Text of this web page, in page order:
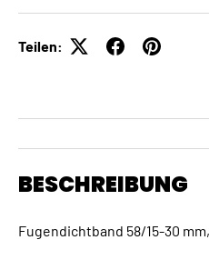
Teilen:
BESCHREIBUNG
Fugendichtband 58/15-30